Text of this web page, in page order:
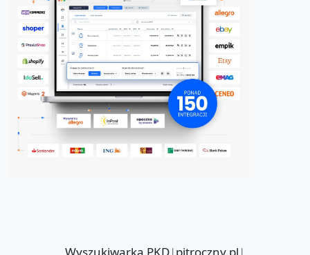
Wyszukiwarka PKD|pitroczny.pl |